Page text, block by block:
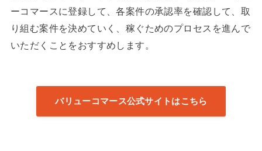
ーコマースに登録して、各案件の承認率を確認して、取
り組む案件を決めていく、稼ぐためのプロセスを進んで
いただくことをおすすめします。
バリューコマース公式サイトはこちら